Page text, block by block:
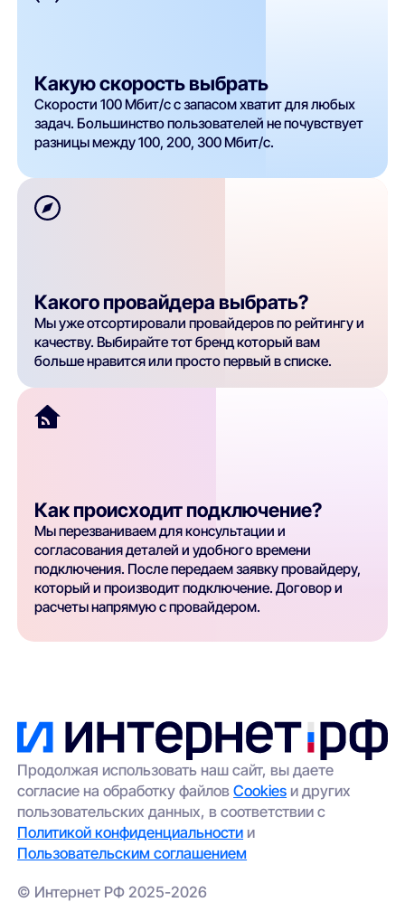
Какую скорость выбрать
Скорости 100 Мбит/с с запасом хватит для любых
задач. Большинство пользователей не почувствует
разницы между 100, 200, 300 Мбит/с.
Какого провайдера выбрать?
Мы уже отсортировали провайдеров по рейтингу и
качеству. Выбирайте тот бренд который вам
больше нравится или просто первый в списке.
Как происходит подключение?
Мы перезваниваем для консультации и
согласования деталей и удобного времени
подключения. После передаем заявку провайдеру,
который и производит подключение. Договор и
расчеты напрямую с провайдером.
Продолжая использовать наш сайт, вы даете
согласие на обработку файловCookies и других
пользовательских данных, в соответствии с
Политикой конфиденциальности и
Пользовательским соглашением
© Интернет РФ 2025-2026